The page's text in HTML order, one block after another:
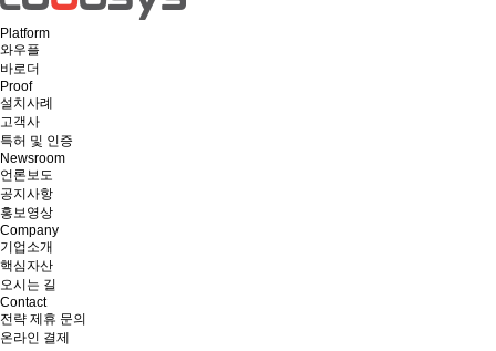
Platform
와우플
바로더
Proof
설치사례
고객사
특허 및 인증
Newsroom
언론보도
공지사항
홍보영상
Company
기업소개
핵심자산
오시는 길
Contact
전략 제휴 문의
온라인 결제